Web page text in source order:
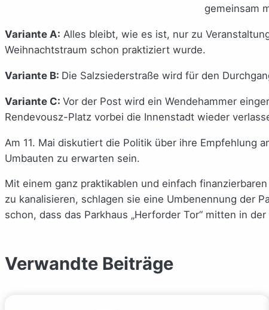
gemeinsam
Variante A: Alles bleibt, wie es ist, nur zu
Weihnachtstraum schon praktiziert wurde.
Variante B: Die Salzsiederstraße wird für den
Variante C: Vor der Post wird ein Wendehammer
Rendevousz-Platz vorbei die Innenstadt wieder
Am 11. Mai diskutiert die Politik über ihre Empfehlung
Umbauten zu erwarten sein.
Mit einem ganz praktikablen und einfach
zu kanalisieren, schlagen sie eine Umbenennung der
schon, dass das Parkhaus „Herforder Tor“ mitten in
Verwandte Beiträge